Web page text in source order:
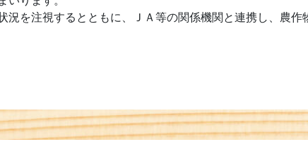
を注視するとともに、ＪＡ等の関係機関と連携し、農作